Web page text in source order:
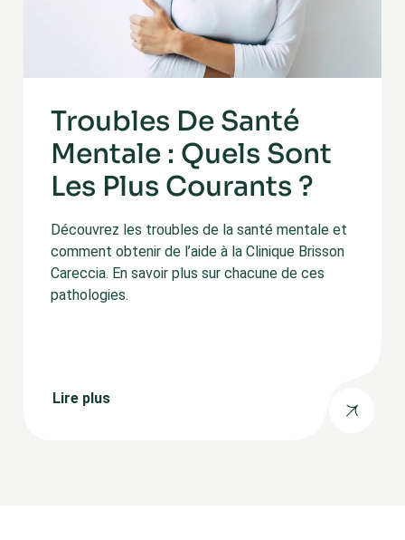
Troubles De Santé
Mentale : Quels Sont
Les Plus Courants ?
Découvrez les troubles de la santé mentale et
comment obtenir de l’aide à la Clinique Brisson
Careccia. En savoir plus sur chacune de ces
pathologies.